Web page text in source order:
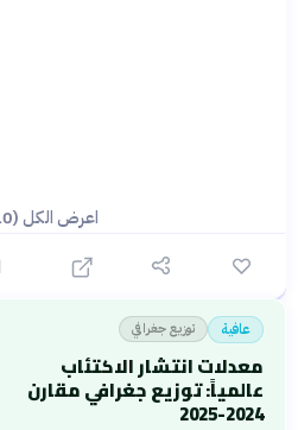
اعرض الكل (10) ←
عافية توزيع جغرافي
معدلات انتشار الاكتئاب
عالمياً: توزيع جغرافي مقارن
2024-2025